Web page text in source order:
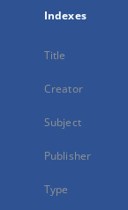
Indexes
Title
Creator
Subject
Publisher
Type